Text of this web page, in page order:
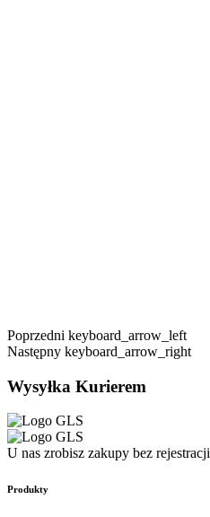
Poprzedni keyboard_arrow_left
Następny keyboard_arrow_right
Wysyłka Kurierem
U nas zrobisz zakupy bez rejestracji
Produkty